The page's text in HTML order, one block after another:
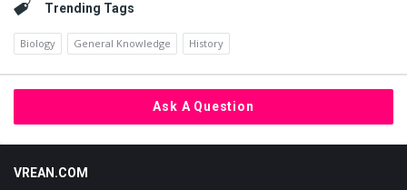
Trending Tags
Biology General Knowledge History
Ask A Question
Footer
VREAN.COM